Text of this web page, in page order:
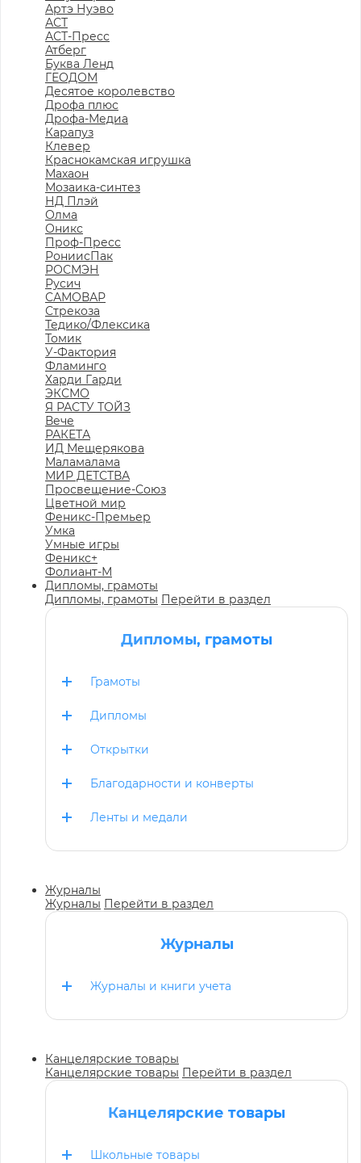
Артэ Нуэво
АСТ
АСТ-Пресс
Атберг
Буква Ленд
ГЕОДОМ
Десятое королевство
Дрофа плюс
Дрофа-Медиа
Карапуз
Клевер
Краснокамская игрушка
Махаон
Мозаика-синтез
НД Плэй
Олма
Оникс
Проф-Пресс
РониисПак
РОСМЭН
Русич
САМОВАР
Стрекоза
Тедико/Флексика
Томик
У-Фактория
Фламинго
Харди Гарди
ЭКСМО
Я РАСТУ ТОЙЗ
Вече
РАКЕТА
ИД Мещерякова
Маламалама
МИР ДЕТСТВА
Просвещение-Союз
Цветной мир
Феникс-Премьер
Умка
Умные игры
Феникс+
Фолиант-М
Дипломы, грамоты
Дипломы, грамоты Перейти в раздел
Дипломы, грамоты
Грамоты
Дипломы
Открытки
Благодарности и конверты
Ленты и медали
Журналы
Журналы Перейти в раздел
Журналы
Журналы и книги учета
Канцелярские товары
Канцелярские товары Перейти в раздел
Канцелярские товары
Школьные товары